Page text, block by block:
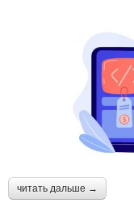
читать дальше →